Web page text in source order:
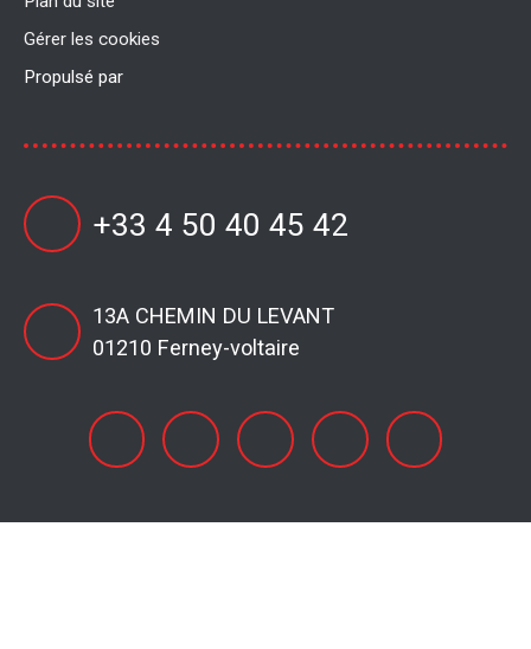
Gérer les cookies
Propulsé par
+33 4 50 40 45 42
13A CHEMIN DU LEVANT
01210 Ferney-voltaire